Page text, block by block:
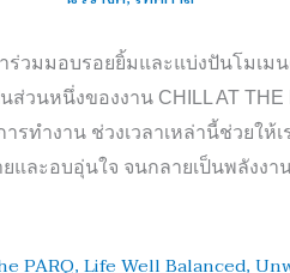
วมมอบรอยยิ้มและแบ่งปันโมเม
นส่วนหนึ่งของงาน CHILL AT THE
รทำงาน ช่วงเวลาเหล่านี้ช่วยใ
ละอบอุ่นใจ จนกลายเป็นพลัง